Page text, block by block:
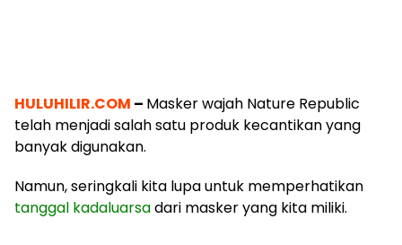
HULUHILIR.COM – Masker wajah Nature Republic
telah menjadi salah satu produk kecantikan yang
banyak digunakan.
Namun, seringkali kita lupa untuk memperhatikan
tanggal kadaluarsadari masker yang kita miliki.